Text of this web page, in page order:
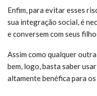
Enfim, para evitar esses
sua integração social, é
e conversem com seus
Assim como qualquer
bem, logo, basta saber
altamente benéfica para